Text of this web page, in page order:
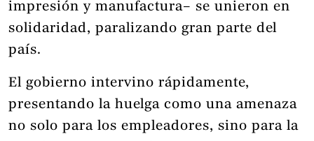
impresión y manufactura– se unieron en
solidaridad, paralizando gran parte del
país.
El gobierno intervino rápidamente,
presentando la huelga como una amenaza
no solo para los empleadores, sino para la